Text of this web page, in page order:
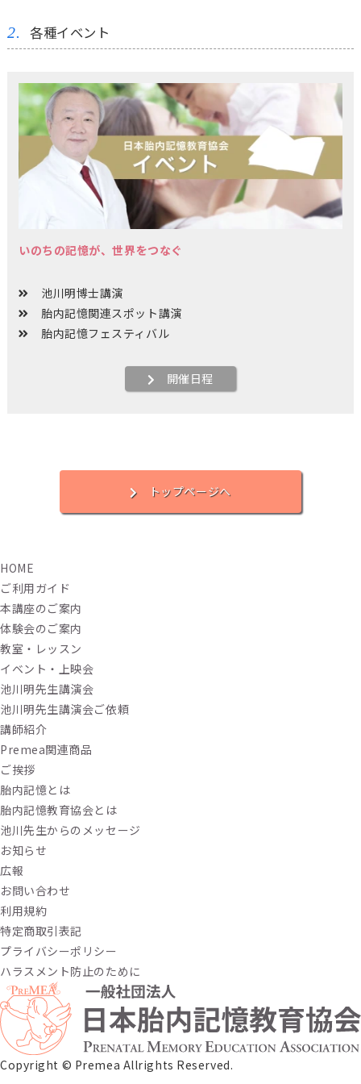
各種イベント
いのちの記憶が、世界をつなぐ
池川明博士講演
胎内記憶関連スポット講演
胎内記憶フェスティバル
開催日程
トップページへ
HOME
ご利用ガイド
本講座のご案内
体験会のご案内
教室・レッスン
イベント・上映会
池川明先生講演会
池川明先生講演会ご依頼
講師紹介
Premea関連商品
ご挨拶
胎内記憶とは
胎内記憶教育協会とは
池川先生からのメッセージ
お知らせ
広報
お問い合わせ
利用規約
特定商取引表記
プライバシーポリシー
ハラスメント防止のために
Copyright ©︎ Premea Allrights Reserved.